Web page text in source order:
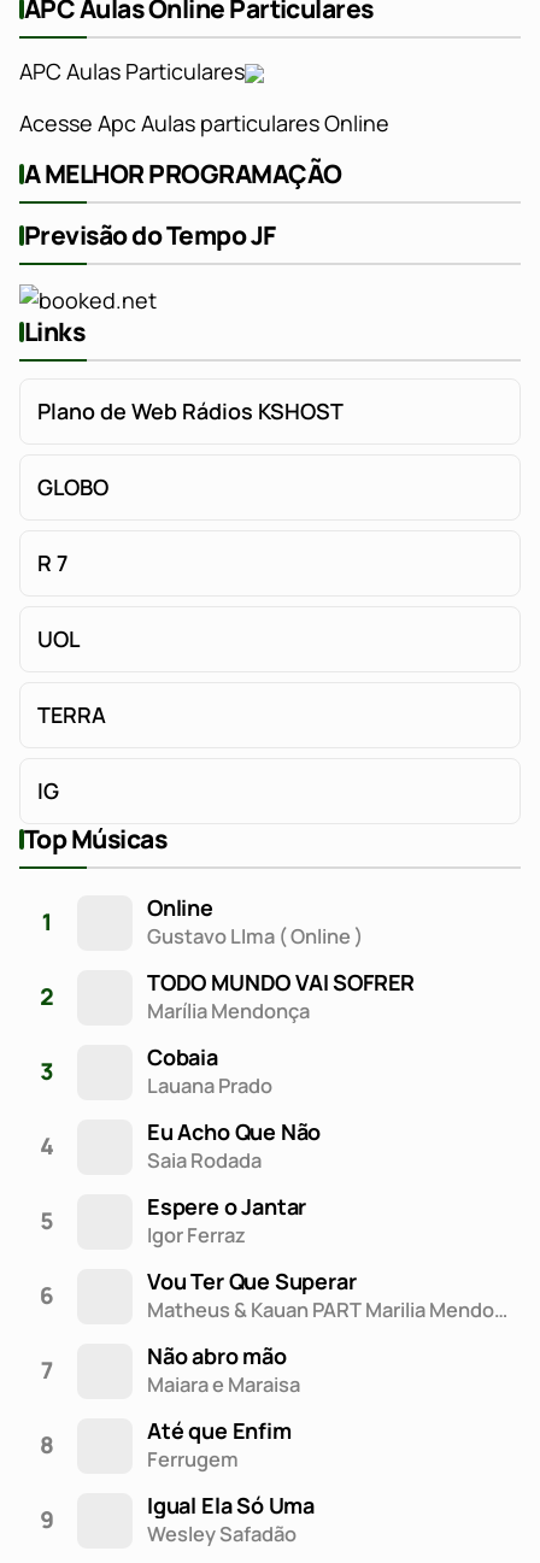
APC Aulas Online Particulares
APC Aulas Particulares
Acesse Apc Aulas particulares Online
A MELHOR PROGRAMAÇÃO
Previsão do Tempo JF
Links
Plano de Web Rádios KSHOST
GLOBO
R 7
UOL
TERRA
IG
Top Músicas
1 Online
Gustavo LIma ( Online )
2 TODO MUNDO VAI SOFRER
Marília Mendonça
3 Cobaia
Lauana Prado
4 Eu Acho Que Não
Saia Rodada
5 Espere o Jantar
Igor Ferraz
6 Vou Ter Que Superar
Matheus & Kauan PART Marilia Mendonça
7 Não abro mão
Maiara e Maraisa
8 Até que Enfim
Ferrugem
9 Igual Ela Só Uma
Wesley Safadão